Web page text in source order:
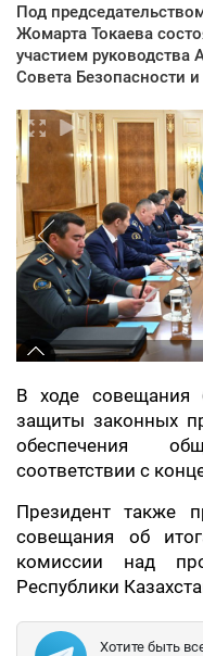
Под
Жомарта Токаева
участием руководства
Совета Безопасности
В ходе совещания
защиты законных
обеспечения
соответствии с
Президент также
совещания об
комиссии над
Республики
Хотите быть